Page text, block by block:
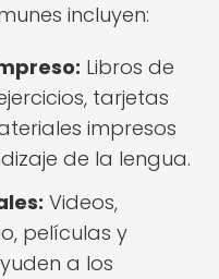
incluyen:
Libros de
tarjetas
impresos
de la lengua.
Videos,
películas y
a los